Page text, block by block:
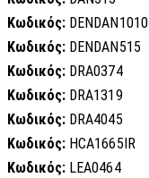
Κωδικός: DENDAN1010
Κωδικός: DENDAN515
Κωδικός: DRA0374
Κωδικός: DRA1319
Κωδικός: DRA4045
Κωδικός: HCA1665IR
Κωδικός: LEA0464